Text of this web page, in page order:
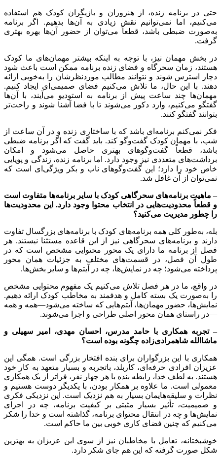
حتی در برنامه زنده، از هنروران و بازیگران کودک هم استفاده
می‌کنیم، اما نمی‌توانیم نقش زیادی به آن‌ها بدهیم. اگر برنامه
به‌صورت ضبطی باشد، قطعاً می‌توان از حضور آن‌ها بهره بهتری
گرفت.
در بخش مهمان نیز، با توجه به اینکه بیشتر مهمان‌های ما کودک
هستند، زمان سحرگاه و فضای زنده برنامه ممکن است باعث شود
دچار استرس شوند و نتوانند مطالب موردنظرشان را به‌خوبی ارائه
دهند. با این حال، ما تلاش می‌کنیم فضای صمیمی‌ای ایجاد کنیم.
مهمان‌ها چند ساعت پیش از برنامه به استودیو می‌آیند، با آن‌ها
گفتگو می‌کنیم، وارد دکور می‌شوند تا با فضا آشنا شوند و راحت‌تر
بتوانند گفتگو کنند.
فکر نمی‌کنم برنامه‌ای باشد که با ساختاری زنده و در آن ساعت از
شب، با مهمان کودک گفت‌وگو کند. باید گفت که اگر برنامه ضبطی
باشد، قطعاً گفت‌وگوهای بهتری حاصل می‌شود و امکان
برداشت‌های متعددی نیز وجود دارد. اما برنامه زنده، زندگی و پویایی
خاص خود را دارد؛ این گفت‌وگوهای ناب و بکر ویژگی‌ای است که
نمی‌توان از آن غافل شد.
– ماهیت برنامه‌های سحرگاهی کودک با سایر برنامه‌ها متفاوت است
و قطعاً محدودیت‌هایی در انتخاب محتوا وجود دارد. این محدودیت‌ها
را چطور مدیریت می‌کنید؟
بله، به‌طور کلی همه برنامه‌های کودک با برنامه‌های بزرگسال تفاوت
دارند و برنامه‌های سحرگاهی نیز از این قاعده مستثنا نیستند. هر
فصل از برنامه ما دارای یک محور محتوایی مشخص است که در
طول آن فصل، در قسمت‌های مختلف به جزئیات همان محور
پرداخته می‌شود؛ چه در نمایش‌ها، چه در آیتم‌ها و سایر بخش‌ها.
در واقع، ما در هر فصل تلاش می‌کنیم یک مفهوم محتوایی مشخص
را به‌صورت یک بسته کامل و هدفمند به مخاطب کودک ارائه دهیم.
نمایش‌ها، حضور مهمان‌ها، آیتم‌هایی که ساخته می‌شود—همه و همه
—در راستای همان محور اصلی طراحی و اجرا می‌شوند.
–تجربه همکاری با حامد مدرس، احسان مهدی، امیر سهیلی و
ماشاالله شاهمرادی‌زاده چگونه بوده است؟
همکاری با این بزرگواران برای بنده افتخار بزرگی است. همگی این
عزیزان افرادی حرفه‌ای، کاربلد، باتجربه و بسیار متعهد به کار خود
هستند. به لطف خدا، رابطه بنده با هر چهار نفر، فراتر از یک همکاری
معمولی است. ما علاوه بر همکار بودن، با یکدیگر دوست هستیم و
نظرات و سلیقه‌هایمان بسیار به هم نزدیک است. این نزدیکی فکری
و صمیمیت، تأثیر بسیار مثبتی بر کیفیت برنامه، چه در اجرای
نمایش‌ها و چه در انتقال محتوای برنامه، گذاشته است و خدا را شکر
می‌کنیم که چنین فضای کاری خوبی بین ما حاکم است.
خوشبختانه، تعامل با مخاطبان نیز از سوی این عزیزان به بهترین
شکل صورت گرفته که این هم جای شکر دارد.